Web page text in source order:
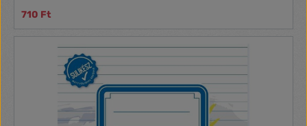
710 Ft